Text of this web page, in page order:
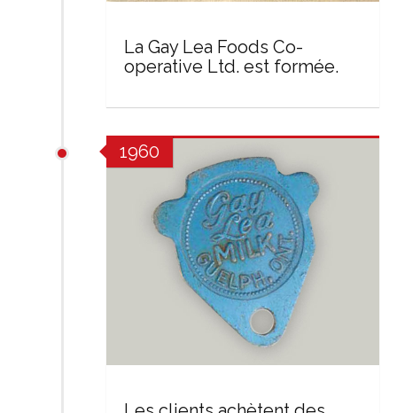
La Gay Lea Foods Co-
operative Ltd. est formée.
1960